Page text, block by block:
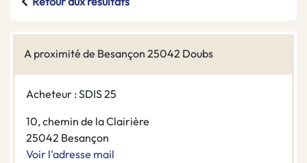
A proximité de Besançon 25042 Doubs
Acheteur : SDIS 25
10, chemin de la Clairière
25042 Besançon
Voir l'adresse mail